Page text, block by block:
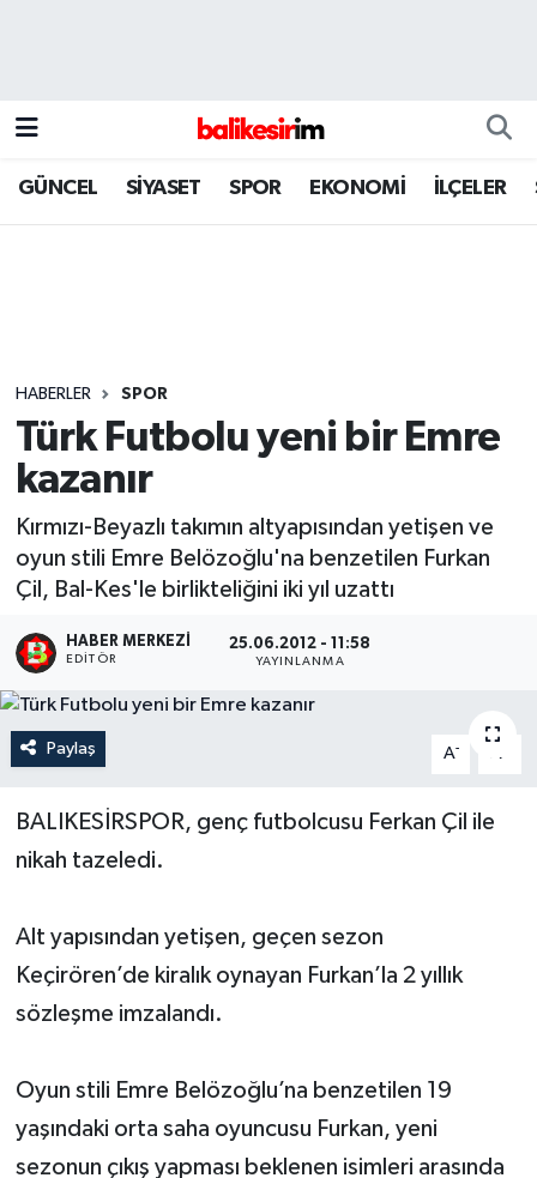
GÜNCEL SİYASET SPOR EKONOMİ İLÇELER
HABERLER SPOR
Türk Futbolu yeni bir Emre
kazanır
Kırmızı-Beyazlı takımın altyapısından yetişen ve
oyun stili Emre Belözoğlu'na benzetilen Furkan
Çil, Bal-Kes'le birlikteliğini iki yıl uzattı
HABER MERKEZI
EDITÖR
25.06.2012 - 11:58
YAYINLANMA
Paylaş A- A
BALIKESİRSPOR, genç futbolcusu Ferkan Çil ile
nikah tazeledi.
Alt yapısından yetişen, geçen sezon
Keçirören’de kiralık oynayan Furkan’la 2 yıllık
sözleşme imzalandı.
Oyun stili Emre Belözoğlu’na benzetilen 19
yaşındaki orta saha oyuncusu Furkan, yeni
sezonun çıkış yapması beklenen isimleri arasında